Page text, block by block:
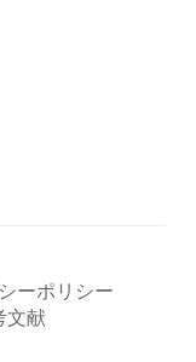
ーポリシー
文献